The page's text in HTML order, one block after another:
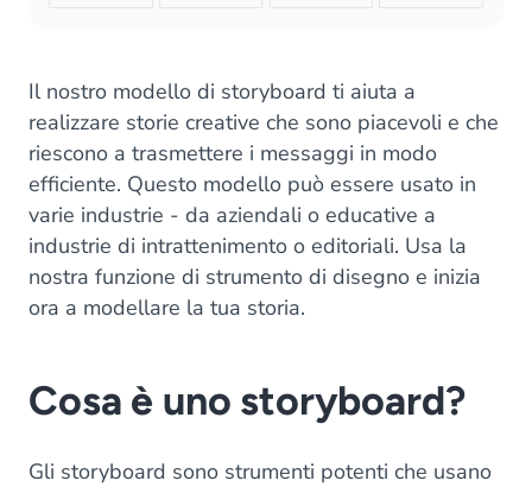
Il nostro modello di storyboard ti aiuta a
realizzare storie creative che sono piacevoli e che
riescono a trasmettere i messaggi in modo
efficiente. Questo modello può essere usato in
varie industrie - da aziendali o educative a
industrie di intrattenimento o editoriali. Usa la
nostra funzione di strumento di disegno e inizia
ora a modellare la tua storia.
Cosa è uno storyboard?
Gli storyboard sono strumenti potenti che usano